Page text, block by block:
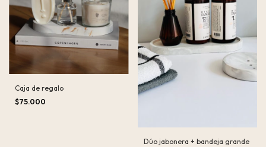
Caja de regalo
$75.000
Dúo jabonera + bandeja grande